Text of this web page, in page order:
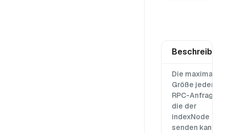
Beschreibung
Die maximale
Größe jeder
RPC-Anfrage,
die der
indexNode
senden kann,